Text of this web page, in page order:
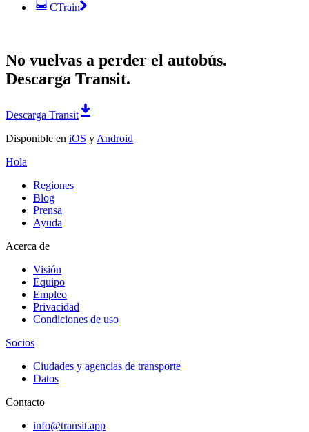
CTrain
No vuelvas a perder el autobús.
Descarga Transit.
Descarga Transit
Disponible en iOS y Android
Hola
Regiones
Blog
Prensa
Ayuda
Acerca de
Visión
Equipo
Empleo
Privacidad
Condiciones de uso
Socios
Ciudades y agencias de transporte
Datos
Contacto
info@transit.app